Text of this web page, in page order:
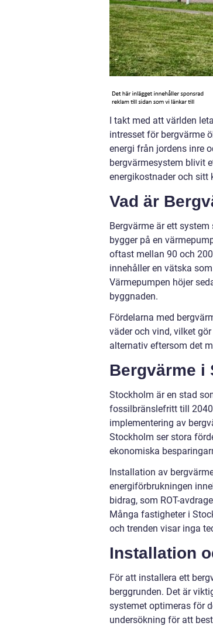
I takt med att världen
intresset för bergvärme
energi från jordens inre
bergvärmesystem blivit
energikostnader och sitt
Vad är
Bergvärme är ett
bygger på en
oftast mellan 90 och
innehåller en vätska
Värmepumpen höjer
byggnaden.
Fördelarna med
väder och vind, vilket
alternativ eftersom det
Bergvärme i
Stockholm är en stad
fossilbränslefritt till
implementering av
Stockholm ser stora
ekonomiska
Installation av
energiförbrukningen
bidrag, som ROT-
Många fastigheter i
och trenden visar inga
Installation
För att installera ett
berggrunden. Det är
systemet optimeras för
undersökning för att